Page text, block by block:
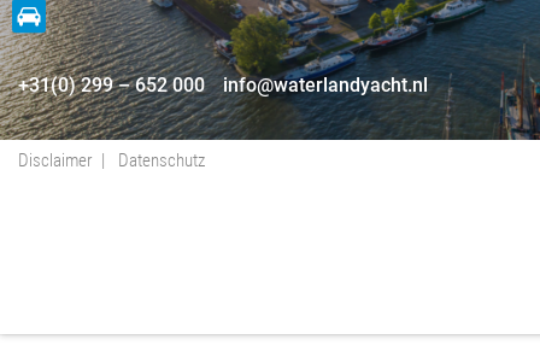
+31(0) 299 – 652 000 info@waterlandyacht.nl
Disclaimer Datenschutz